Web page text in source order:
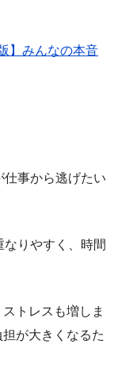
】みんなの本音
事から逃げたい
りやすく、時間
トレスも増しま
が大きくなるた